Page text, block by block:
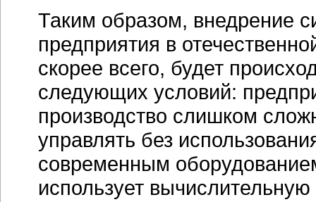
Таким образом, внедрение
предприятия в
скорее всего, будет
следующих условий:
производство слишком
управлять без
современным
использует